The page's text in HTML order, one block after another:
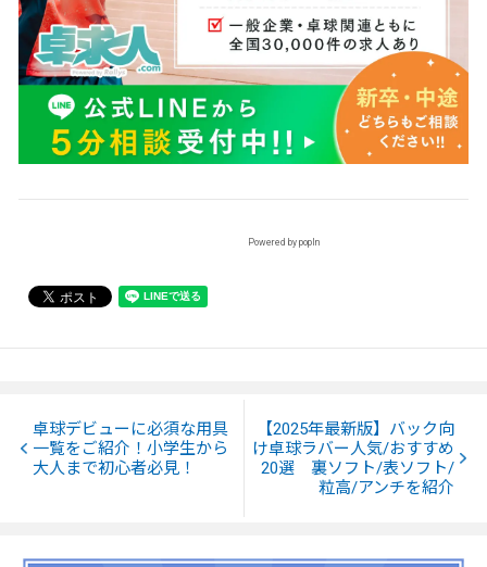
Powered by popIn
卓球デビューに必須な用具
一覧をご紹介！小学生から
大人まで初心者必見！
【2025年最新版】バック向
け卓球ラバー人気/おすすめ
20選 裏ソフト/表ソフト/
粒高/アンチを紹介